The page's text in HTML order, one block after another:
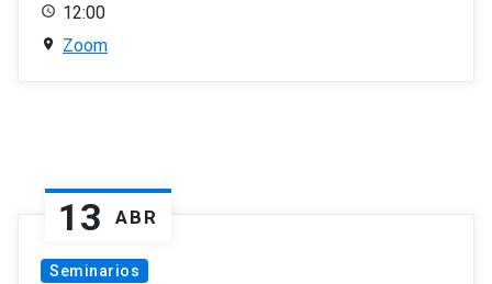
12:00
Zoom
13 ABR
Seminarios